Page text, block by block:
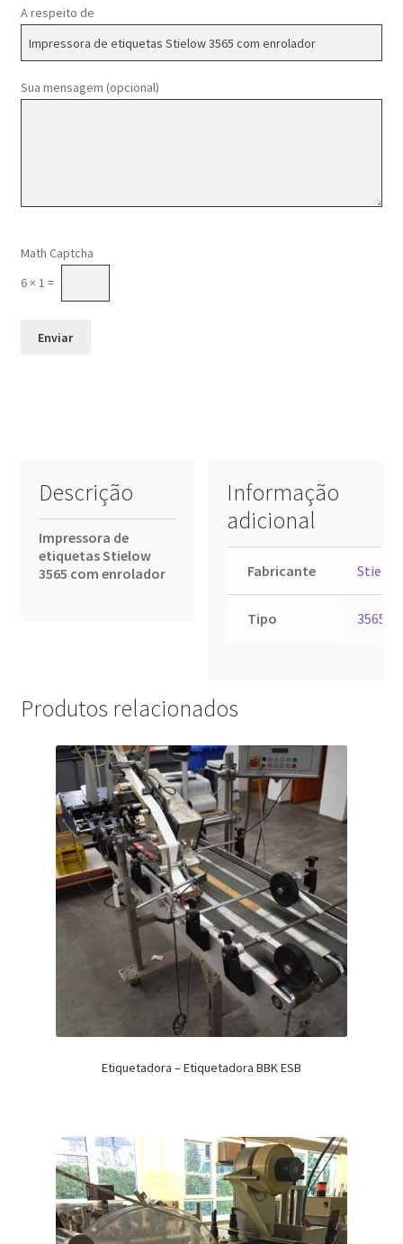
A respeito de
Sua mensagem (opcional)
Math Captcha
6 × 1 =
Descrição
Impressora de
etiquetas Stielow
3565 com enrolador
Informação
adicional
Fabricante Stielow
Tipo 3565
Produtos relacionados
Etiquetadora – Etiquetadora BBK ESB